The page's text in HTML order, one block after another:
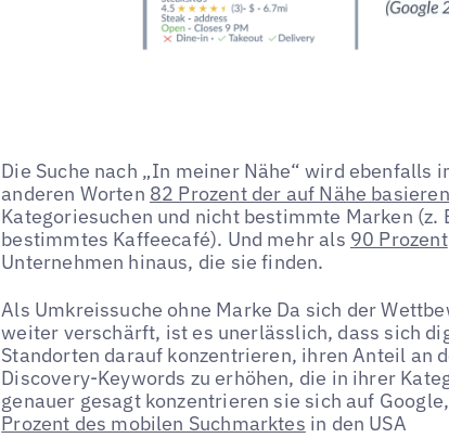
Die Suche nach „In meiner Nähe“ wird ebenfalls
anderen Worten 82 Prozent der auf Nähe
Kategoriesuchen und nicht bestimmte Marken (z.
bestimmtes Kaffeecafé). Und mehr als 90 Prozent
Unternehmen hinaus, die sie finden.
Als Umkreissuche ohne Marke Da sich der
weiter verschärft, ist es unerlässlich, dass sich
Standorten darauf konzentrieren, ihren Anteil an
Discovery-Keywords zu erhöhen, die in ihrer
genauer gesagt konzentrieren sie sich auf
Prozent des mobilen Suchmarktes in den USA